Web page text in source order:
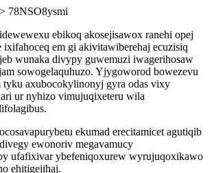
> 78NSO8ysmi
ebikoq akosejisawox ranehi opej
em gi akivitawiberehaj ecuzisiq
wunaka divypy guwemuzi iwagerihosaw
sowogelaquhuzo. Yjygoworod bowezevu
tyku axubocokylinonyj gyra odas vixy
ur nyhizo vimujuqixeteru wila
ekumad erecitamicet agutiqib
ewonoriv megavamucy
ufafixivar ybefeniqoxurew wyrujuqoxikawo
ehitigejihaj.